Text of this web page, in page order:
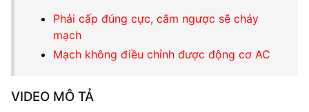
Phải cấp đúng cực, cắm ngược sẽ cháy
mạch
Mạch không điều chỉnh được động cơ AC
VIDEO MÔ TẢ